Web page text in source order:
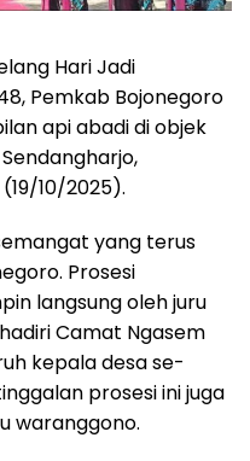
Hari Jadi
Pemkab Bojonegoro
api abadi di objek
10/2025).
yang terus
Prosesi
langsung oleh juru
Camat Ngasem
kepala desa se-
prosesi ini juga
waranggono.